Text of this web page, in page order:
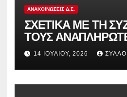
ΑΝΑΚΟΙΝΏΣΕΙΣ Δ.Σ.
ΣΧΕΤΙΚΑ ΜΕ ΤΗ
ΤΟΥΣ
ΠΑΡΑΠΟΜΠΗ ΤΗΣ
ΣΤΟ ΕΥΡΩΠΑΪΚΟ
14 ΙΟΥΛΊΟΥ, 2026